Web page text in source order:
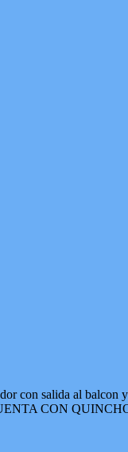
salida al balcon y
CON